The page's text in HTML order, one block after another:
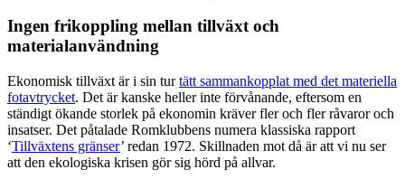
Ingen frikoppling mellan tillväxt och
materialanvändning
Ekonomisk tillväxt är i sin turtätt sammankopplat med det materiella
fotavtrycket. Det är kanske heller inte förvånande, eftersom en
ständigt ökande storlek på ekonomin kräver fler och fler råvaror och
insatser. Det påtalade Romklubbens numera klassiska rapport
‘Tillväxtens gränser’ redan 1972. Skillnaden mot då är att vi nu ser
att den ekologiska krisen gör sig hörd på allvar.